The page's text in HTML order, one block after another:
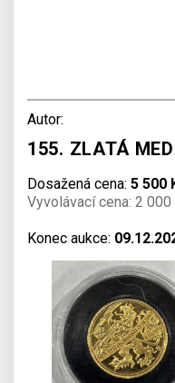
Autor:
155. ZLATÁ
Dosažená cena: 5 500
Vyvolávací cena: 2 000
Konec aukce: